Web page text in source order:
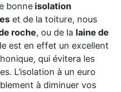
bonne isolation
et de la toiture, nous
roche, ou de la laine de
est en effet un excellent
qui évitera les
L’isolation à un euro
à diminuer vos